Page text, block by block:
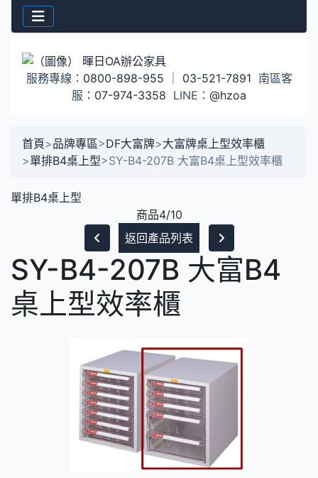
服務專線： 0800-898-955 03-521-7891 南區客
服： 07-974-3358 LINE： @hzoa
首頁>品牌專區>DF大富牌>大富牌桌上型效率櫃
>單排B4桌上型>SY-B4-207B 大富B4桌上型效率櫃
單排B4桌上型
商品4/10
返回產品列表
SY-B4-207B 大富B4
桌上型效率櫃